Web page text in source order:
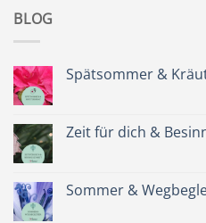
BLOG
Spätsommer &
Spätsommer
&
Zeit für dich &
Zeit
für
Sommer &